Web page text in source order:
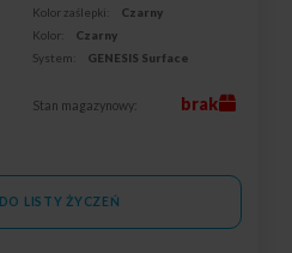
Kolor zaślepki:
Czarny
Kolor:
Czarny
System:
GENESIS Surface
Stan magazynowy: brak
LISTY ŻYCZEŃ